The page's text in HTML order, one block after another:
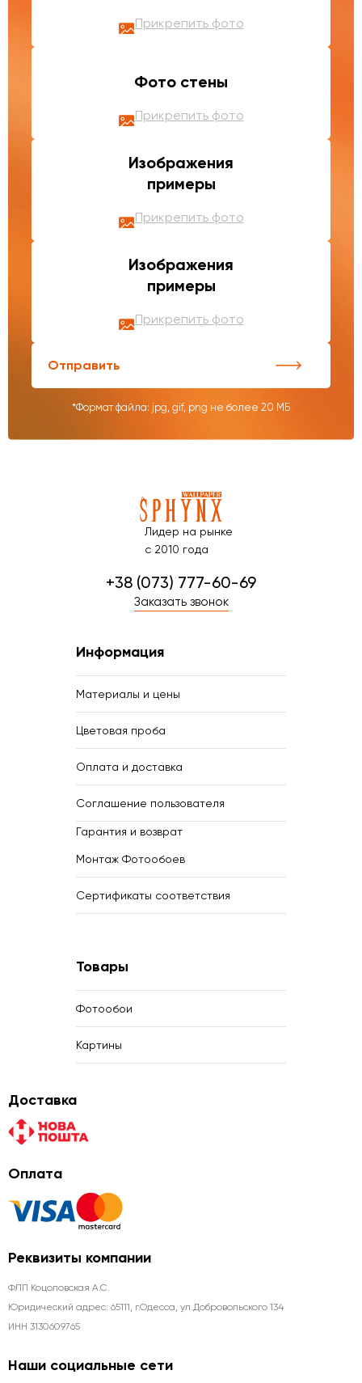
Прикрепить фото
Фото стены
Прикрепить фото
Изображения
примеры
Прикрепить фото
Изображения
примеры
Прикрепить фото
Отправить
*Формат файла: jpg, gif, png не более 20 МБ
Лидер на рынке
с 2010 года
+38 (073) 777-60-69
Заказать звонок
Информация
Материалы и цены
Цветовая проба
Оплата и доставка
Соглашение пользователя
Гарантия и возврат
Монтаж Фотообоев
Сертификаты соответствия
Товары
Фотообои
Картины
Доставка
Оплата
Реквизиты компании
ФЛП Коцоловская А.С.
Юридический адрес: 65111, г.Одесса, ул.Добровольского 134
ИНН 3130609765
Наши социальные сети